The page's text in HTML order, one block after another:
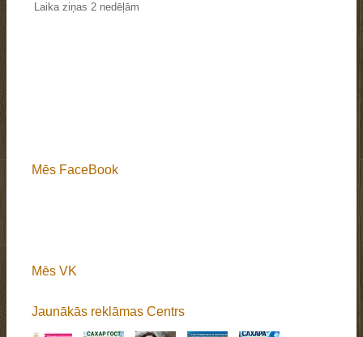
Laika ziņas 2 nedēļām
Mēs FaceBook
Mēs VK
Jaunākās reklāmas Centrs